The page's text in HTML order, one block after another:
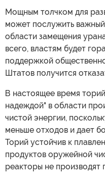
Мощным толчком для
может послужить
области замещения
всего, властям будет
поддержкой
Штатов получится
В настоящее время
надеждой" в области
чистой энергии,
меньше отходов и дает
Торий устойчив к
продуктов оружейной
реакторы не производят